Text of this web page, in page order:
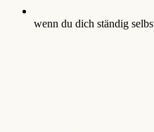
wenn du dich ständig